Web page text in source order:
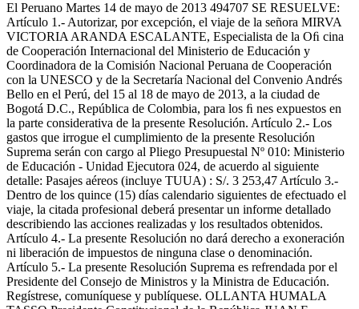
El Peruano Martes 14 de mayo de 2013 494707 SE RESUELVE:
Artículo 1.- Autorizar, por excepción, el viaje de la señora MIRVA
VICTORIA ARANDA ESCALANTE, Especialista de la Oﬁ cina
de Cooperación Internacional del Ministerio de Educación y
Coordinadora de la Comisión Nacional Peruana de Cooperación
con la UNESCO y de la Secretaría Nacional del Convenio Andrés
Bello en el Perú, del 15 al 18 de mayo de 2013, a la ciudad de
Bogotá D.C., República de Colombia, para los ﬁ nes expuestos en
la parte considerativa de la presente Resolución. Artículo 2.- Los
gastos que irrogue el cumplimiento de la presente Resolución
Suprema serán con cargo al Pliego Presupuestal Nº 010: Ministerio
de Educación - Unidad Ejecutora 024, de acuerdo al siguiente
detalle: Pasajes aéreos (incluye TUUA) : S/. 3 253,47 Artículo 3.-
Dentro de los quince (15) días calendario siguientes de efectuado el
viaje, la citada profesional deberá presentar un informe detallado
describiendo las acciones realizadas y los resultados obtenidos.
Artículo 4.- La presente Resolución no dará derecho a exoneración
ni liberación de impuestos de ninguna clase o denominación.
Artículo 5.- La presente Resolución Suprema es refrendada por el
Presidente del Consejo de Ministros y la Ministra de Educación.
Regístrese, comuníquese y publíquese. OLLANTA HUMALA